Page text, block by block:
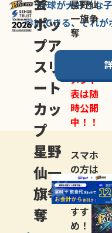
ポッ
プア
スリ
ート
カッ
プ
星野
仙一
旗争
奪
星野仙
一旗争
奪
メント
表は随
時公開
中！！
スマホ
の方は
LINE登
録がお
すす
め！
野球が大好きな
参加できる、それが